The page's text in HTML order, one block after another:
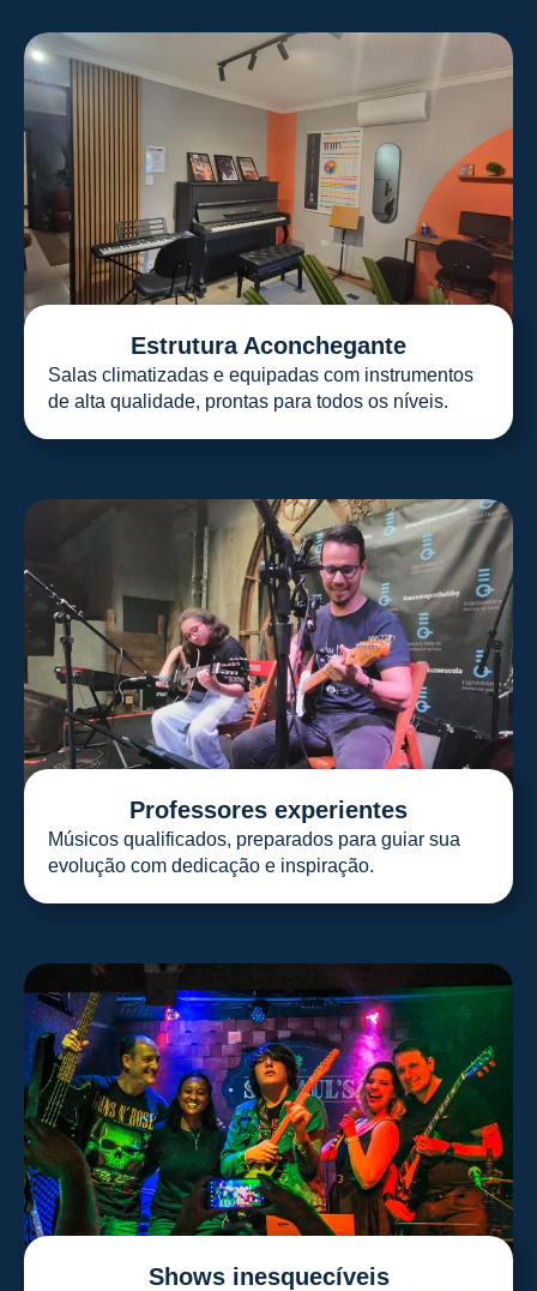
Estrutura Aconchegante
Salas climatizadas e equipadas com instrumentos
de alta qualidade, prontas para todos os níveis.
Professores experientes
Músicos qualificados, preparados para guiar sua
evolução com dedicação e inspiração.
Shows inesquecíveis